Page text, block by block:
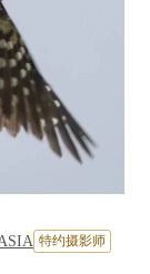
特约摄影师